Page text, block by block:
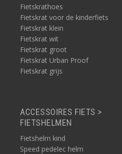
Fietskrathoes
Fietskrat voor de kinderfiets
Fietskrat klein
Fietskrat wit
Fietskrat groot
Fietskrat Urban Proof
Fietskrat grijs
ACCESSOIRES FIETS >
FIETSHELMEN
Fietshelm kind
Speed pedelec helm